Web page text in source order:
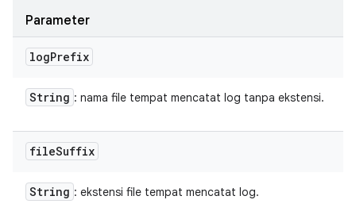
Parameter
logPrefix
String : nama file tempat mencatat log tanpa ekstensi.
fileSuffix
String : ekstensi file tempat mencatat log.